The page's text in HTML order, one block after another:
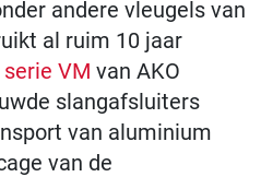
andere vleugels van
al ruim 10 jaar
serie VM van AKO
slangafsluiters
van aluminium
van de